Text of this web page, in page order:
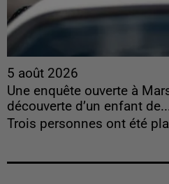
5 août 2026
Une enquête ouverte à
découverte d’un enfant
Trois personnes ont été